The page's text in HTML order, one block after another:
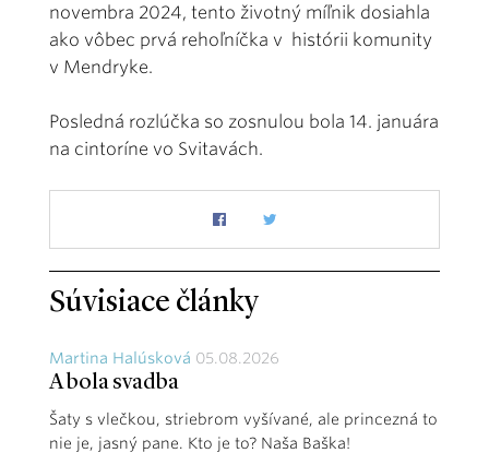
novembra 2024, tento životný míľnik dosiahla
ako vôbec prvá rehoľníčka v histórii komunity
v Mendryke.
Posledná rozlúčka so zosnulou bola 14. januára
na cintoríne vo Svitavách.
Súvisiace články
Martina Halúsková 05.08.2026
A bola svadba
Šaty s vlečkou, striebrom vyšívané, ale princezná to
nie je, jasný pane. Kto je to? Naša Baška!